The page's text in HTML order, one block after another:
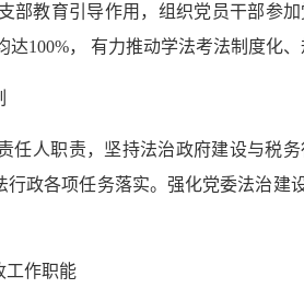
部教育引导作用，组织党员干部参
100%， 有力推动学法考法制度化、
任人职责，坚持法治政府建设与税
政各项任务落实。强化党委法治
工作职能